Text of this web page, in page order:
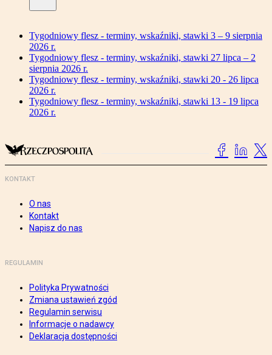
Tygodniowy flesz - terminy, wskaźniki, stawki 3 – 9 sierpnia
2026 r.
Tygodniowy flesz - terminy, wskaźniki, stawki 27 lipca – 2
sierpnia 2026 r.
Tygodniowy flesz - terminy, wskaźniki, stawki 20 - 26 lipca
2026 r.
Tygodniowy flesz - terminy, wskaźniki, stawki 13 - 19 lipca
2026 r.
KONTAKT
O nas
Kontakt
Napisz do nas
REGULAMIN
Polityka Prywatności
Zmiana ustawień zgód
Regulamin serwisu
Informacje o nadawcy
Deklaracja dostępności